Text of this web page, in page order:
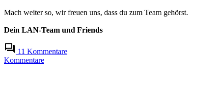
Mach weiter so, wir freuen uns, dass du zum Team gehörst.
Dein LAN-Team und Friends
11 Kommentare
Kommentare